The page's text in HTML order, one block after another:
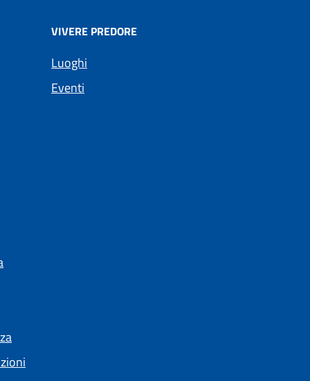
VIVERE PREDORE
Luoghi
Eventi